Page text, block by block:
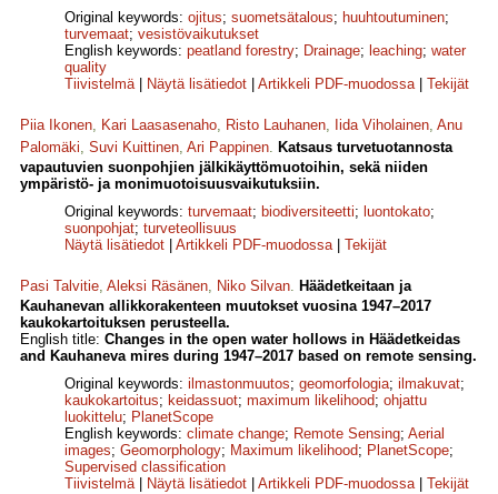
Original keywords: ojitus; suometsätalous; huuhtoutuminen;
turvemaat; vesistövaikutukset
English keywords: peatland forestry; Drainage; leaching; water
quality
Tiivistelmä| Näytä lisätiedot Artikkeli PDF-muodossa| Tekijät
Piia Ikonen, Kari Laasasenaho, Risto Lauhanen, Iida Viholainen, Anu
Palomäki, Suvi Kuittinen, Ari Pappinen. Katsaus turvetuotannosta
vapautuvien suonpohjien jälkikäyttömuotoihin, sekä niiden
ympäristö- ja monimuotoisuusvaikutuksiin.
Original keywords: turvemaat; biodiversiteetti; luontokato;
suonpohjat; turveteollisuus
Näytä lisätiedot
Artikkeli PDF-muodossa| Tekijät
Pasi Talvitie, Aleksi Räsänen, Niko Silvan. Häädetkeitaan ja
Kauhanevan allikkorakenteen muutokset vuosina 1947–2017
kaukokartoituksen perusteella.
English title: Changes in the open water hollows in Häädetkeidas
and Kauhaneva mires during 1947–2017 based on remote sensing.
Original keywords: ilmastonmuutos; geomorfologia; ilmakuvat;
kaukokartoitus; keidassuot; maximum likelihood; ohjattu
luokittelu; PlanetScope
English keywords: climate change; Remote Sensing; Aerial
images; Geomorphology; Maximum likelihood; PlanetScope;
Supervised classification
Tiivistelmä| Näytä lisätiedot Artikkeli PDF-muodossa| Tekijät